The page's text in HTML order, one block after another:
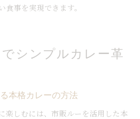
食事を実現できます。
シンプルカレー革
本格カレーの方法
楽しむには、市販ルーを活用した本